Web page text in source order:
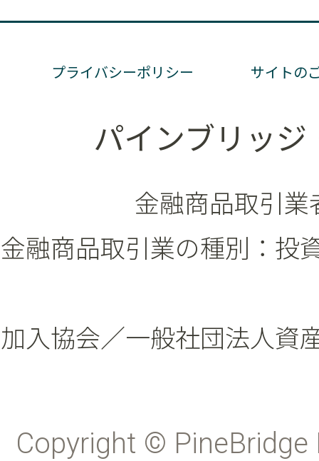
プライバシーポリシー サイトの
パインブリッ
金融商品取引
金融商品取引業の種別：投
加入協会／一般社団法人資
Copyright ©